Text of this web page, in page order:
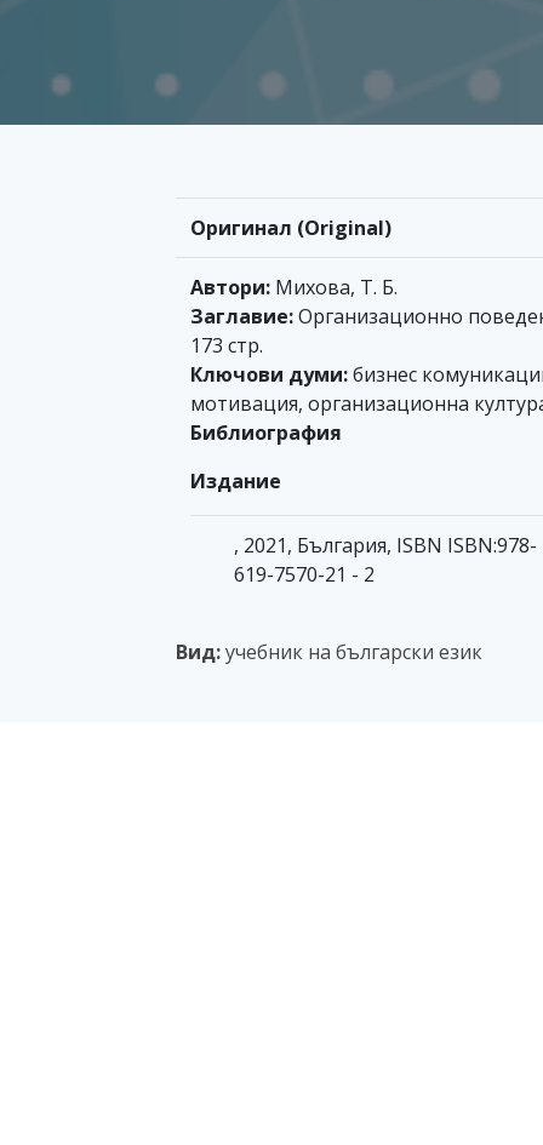
Оригинал (Original)
Автори: Михова, Т. Б.
Заглавие:Организационно
173 стр.
Ключови думи:бизнес
мотивация, организационна
Библиография
Издание
, 2021, България, ISBN ISBN:978-
619-7570-21 - 2
Вид:учебник на български език